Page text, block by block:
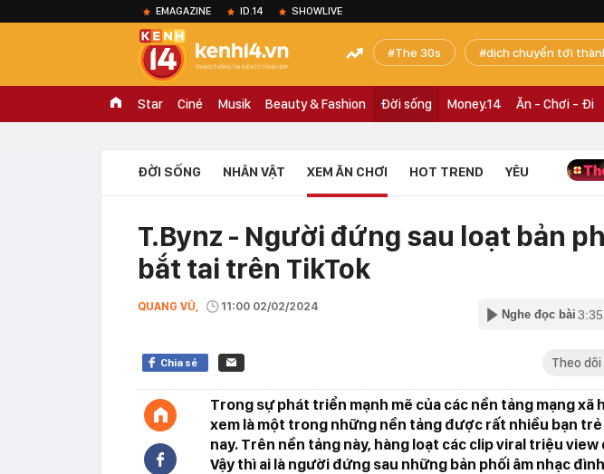
EMAGAZINE ID.14 SHOWLIVE
The 30s dịch chuyển tới
Star Ciné Musik Beauty & Fashion Đời sống Money.14 Ăn - Chơi - Đi
ĐỜI SỐNG NHÂN VẬT XEM ĂN CHƠI HOT TREND YÊU
T.Bynz - Người đứng sau loạt bản
bắt tai trên TikTok
QUANG VŨ, 11:00 02/02/2024
Nghe đọc bài 3:35
Chia sẻ Theo
Trong sự phát triển mạnh mẽ của các nền tảng mạng xã
xem là một trong những nền tảng được rất nhiều bạn
nay. Trên nền tảng này, hàng loạt các clip viral triệu
Vậy thì ai là người đứng sau những bản phối âm nhạc